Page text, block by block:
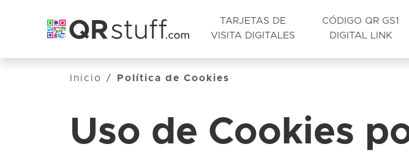
TARJETAS DE
VISITA DIGITALES
CÓDIGO QR GS1
DIGITAL LINK
Inicio / Política de Cookies
Uso de Cookies